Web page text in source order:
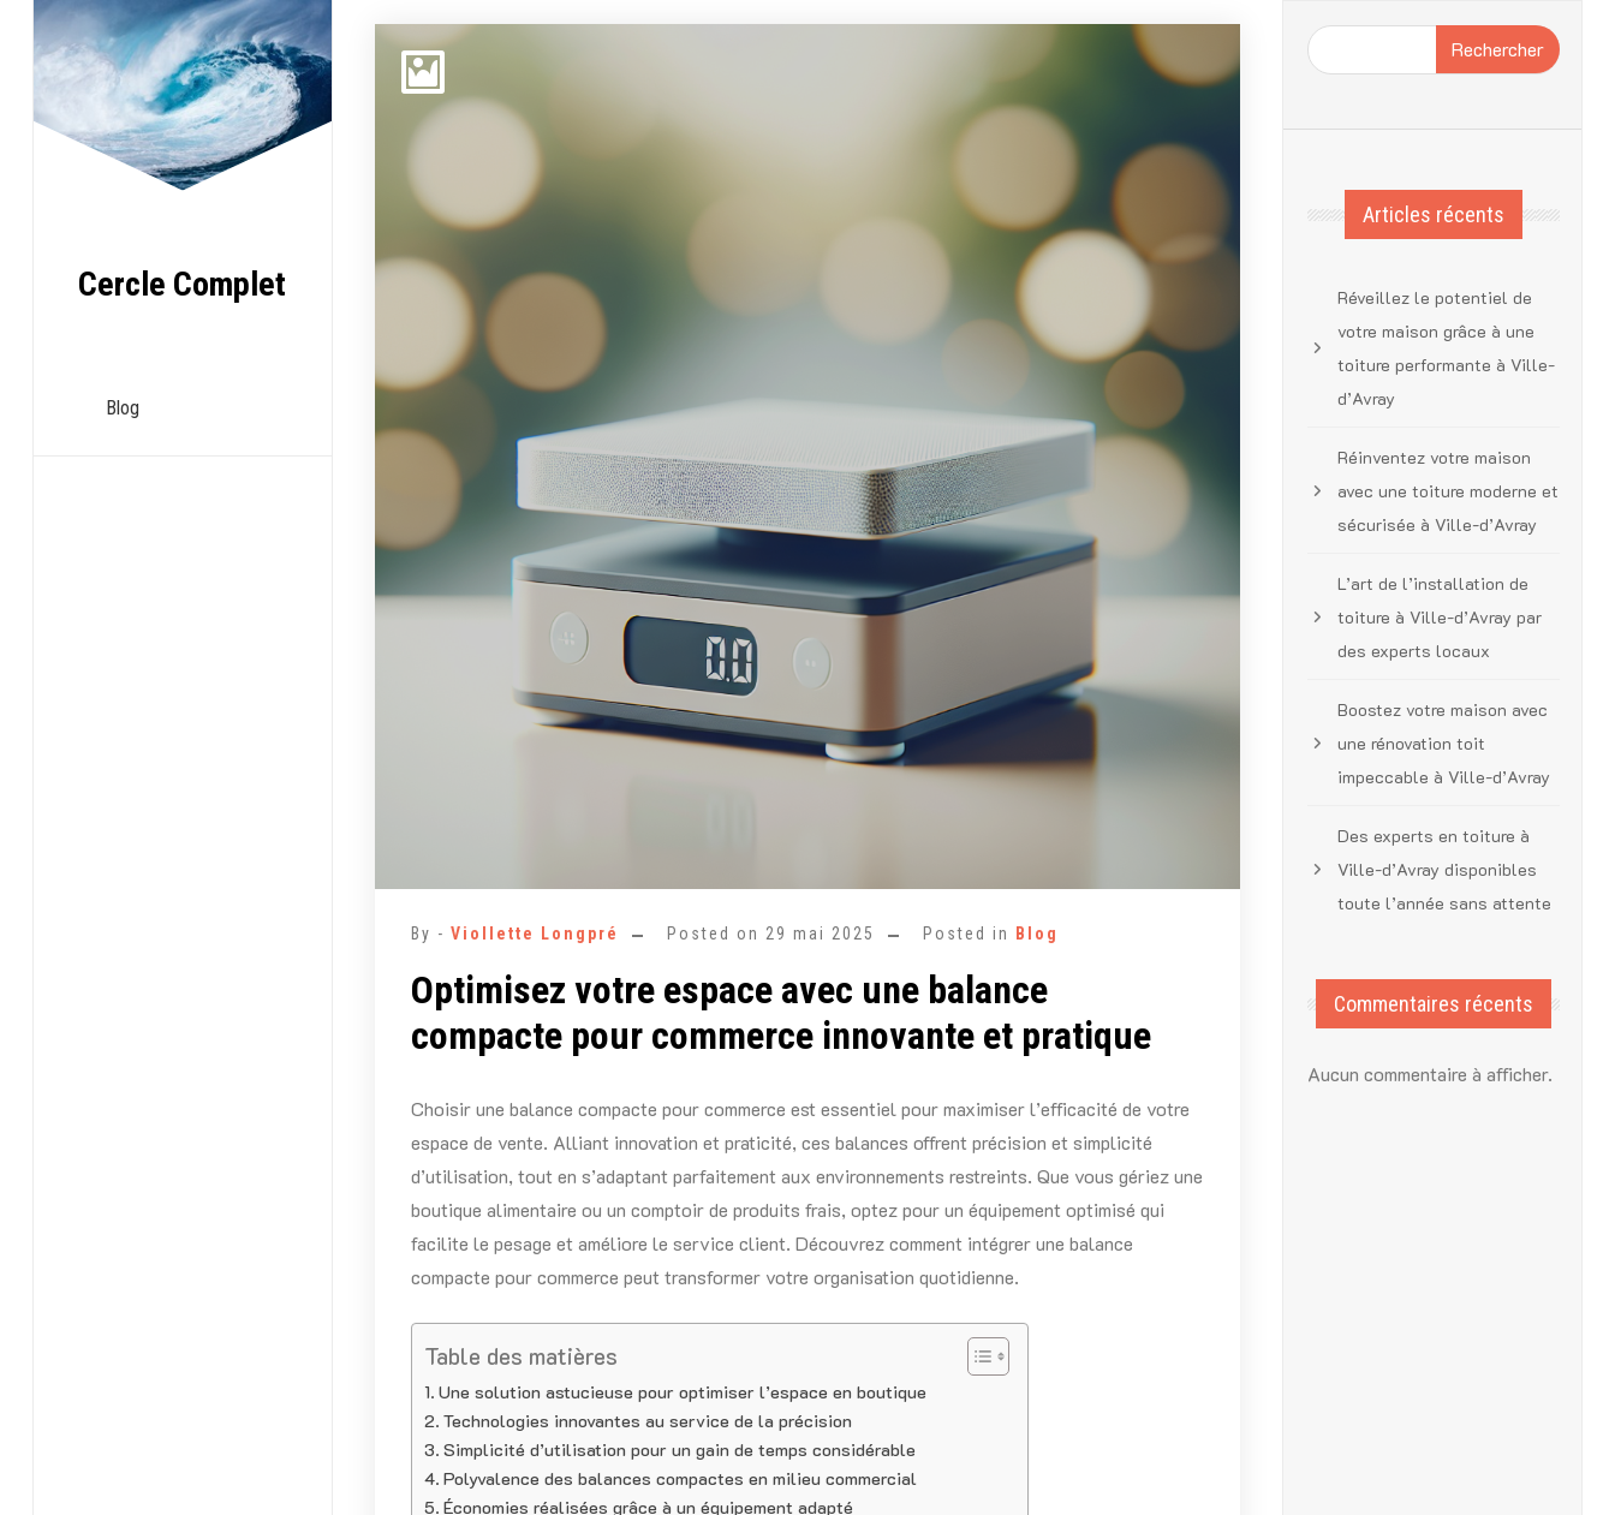
Aller
Cercle Complet
Blog
By - Viollette Longpré Posted on 29 mai 2025 Posted in Blog
Optimisez votre espace avec une balance
compacte pour commerce innovante et pratique
Choisir une balance compacte pour commerce est essentiel pour maximiser l’efficacité de votre
espace de vente. Alliant innovation et praticité, ces balances offrent précision et simplicité
d’utilisation, tout en s’adaptant parfaitement aux environnements restreints. Que vous gériez une
boutique alimentaire ou un comptoir de produits frais, optez pour un équipement optimisé qui
facilite le pesage et améliore le service client. Découvrez comment intégrer une balance
compacte pour commerce peut transformer votre organisation quotidienne.
Table des matières
Une solution astucieuse pour optimiser l’espace en boutique
Technologies innovantes au service de la précision
Simplicité d’utilisation pour un gain de temps considérable
Polyvalence des balances compactes en milieu commercial
Économies réalisées grâce à un équipement adapté
Rechercher
Articles récents
Réveillez le potentiel de
votre maison grâce à une
toiture performante à Ville-
d’Avray
Réinventez votre maison
avec une toiture moderne et
sécurisée à Ville-d’Avray
L’art de l’installation de
toiture à Ville-d’Avray par
des experts locaux
Boostez votre maison avec
une rénovation toit
impeccable à Ville-d’Avray
Des experts en toiture à
Ville-d’Avray disponibles
toute l’année sans attente
Commentaires récents
Aucun commentaire à afficher.